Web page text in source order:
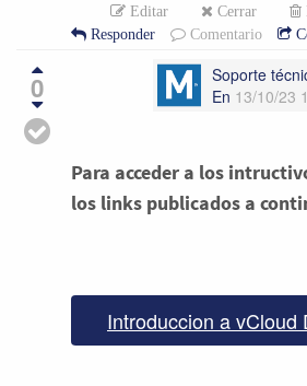
Editar Cerrar
Responder
Comentario
0
Soporte
En 13/10/23
Para acceder a los
los links publicados a
Introduccion a vCloud